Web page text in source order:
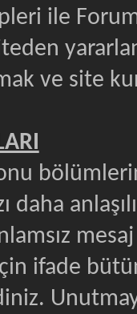
ile
ve site
ifade